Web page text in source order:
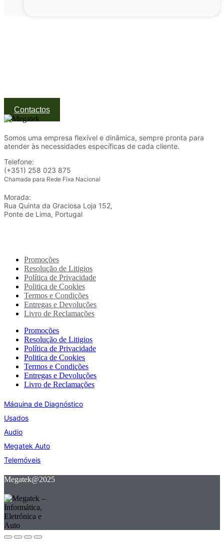
Contactos
Somos uma empresa flexível e dinâmica, sempre pronta para
atender às necessidades específicas de cada cliente.
Telefone:
(+351) 258 023 875
Chamada para Rede Fixa Nacional
Morada:
Rua Quinta da Graciosa Loja 152,
Ponte de Lima, Portugal
Promoções
Resolução de Litigios
Política de Privacidade
Politica de Cookies
Termos e Condições
Entregas e Devoluções
Livro de Reclamações
Promoções
Resolução de Litigios
Política de Privacidade
Politica de Cookies
Termos e Condições
Entregas e Devoluções
Livro de Reclamações
Máquina de Diagnóstico
Usados
Audio
Megatek Auto
Telemóveis
Megatek@2025